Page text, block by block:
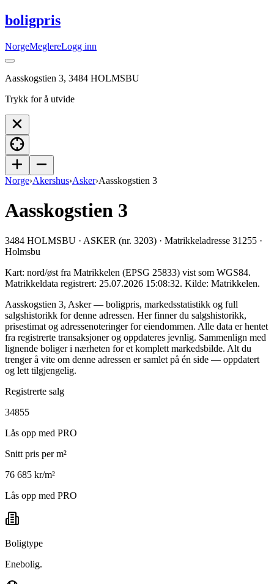
boligpris
NorgeMeglereLogg inn
Aasskogstien 3, 3484 HOLMSBU
Trykk for å utvide
Norge›Akershus›Asker›Aasskogstien 3
Aasskogstien 3
3484 HOLMSBU · ASKER (nr. 3203) · Matrikkeladresse 31255 ·
Holmsbu
Kart: nord/øst fra Matrikkelen (EPSG 25833) vist som WGS84.
Matrikkeldata registrert: 25.07.2026 15:08:32. Kilde: Matrikkelen.
Aasskogstien 3, Asker — boligpris, markedsstatistikk og full
salgshistorikk for denne adressen. Her finner du salgshistorikk,
prisestimat og adressenoteringer for eiendommen. Alle data er hentet
fra registrerte transaksjoner og oppdateres jevnlig. Sammenlign med
lignende boliger i nærheten for et komplett markedsbilde. Alt du
trenger å vite om denne adressen er samlet på én side — oppdatert
og lett tilgjengelig.
Registrerte salg
34855
Lås opp med PRO
Snitt pris per m²
76 685 kr/m²
Lås opp med PRO
Boligtype
Enebolig.